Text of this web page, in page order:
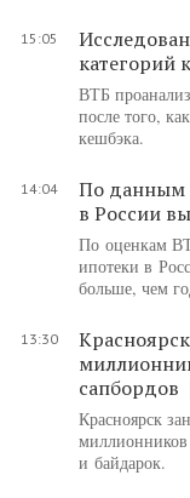
15:05
категорий
ВТБ
после того,
кешбэка.
14:04
По данным
в России
По оценкам
ипотеки в
больше, чем
13:30
сапбордов
Красноярск
миллионников
и байдарок.